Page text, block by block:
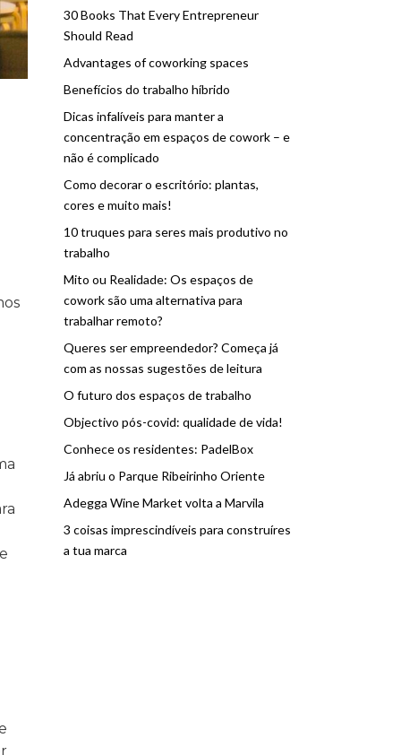
30 Books That Every Entrepreneur
Should Read
Advantages of coworking spaces
Benefícios do trabalho híbrido
Dicas infalíveis para manter a
concentração em espaços de cowork – e
não é complicado
Como decorar o escritório: plantas,
cores e muito mais!
10 truques para seres mais produtivo no
trabalho
Mito ou Realidade: Os espaços de
cowork são uma alternativa para
trabalhar remoto?
Queres ser empreendedor? Começa já
com as nossas sugestões de leitura
O futuro dos espaços de trabalho
Objectivo pós-covid: qualidade de vida!
Conhece os residentes: PadelBox
Já abriu o Parque Ribeirinho Oriente
Adegga Wine Market volta a Marvila
3 coisas imprescindíveis para construíres
a tua marca